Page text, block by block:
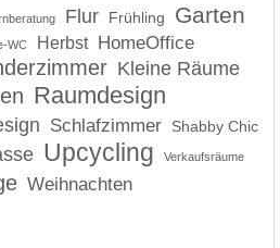
Flur Frühling Garten
WC Herbst HomeOffice
Kleine Räume
Raumdesign
Schlafzimmer Shabby Chic
Upcycling Verkaufsräume
Weihnachten